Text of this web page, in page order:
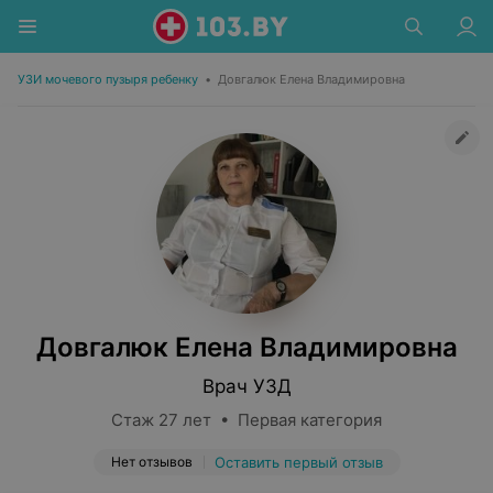
УЗИ мочевого пузыря ребенку • Довгалюк Елена Владимировна
Довгалюк Елена Владимировна
Врач УЗД
Стаж 27 лет • Первая категория
Нет отзывов Оставить первый отзыв